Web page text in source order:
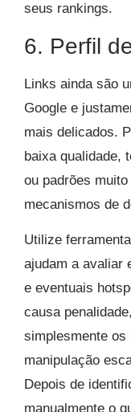
seus rankings.
6. Perfil
Links ainda são
Google e
mais delicados.
baixa qualidade,
ou padrões
mecanismos de
Utilize
ajudam a avaliar
e eventuais
causa
simplesmente os
manipulação
Depois de
manualmente o